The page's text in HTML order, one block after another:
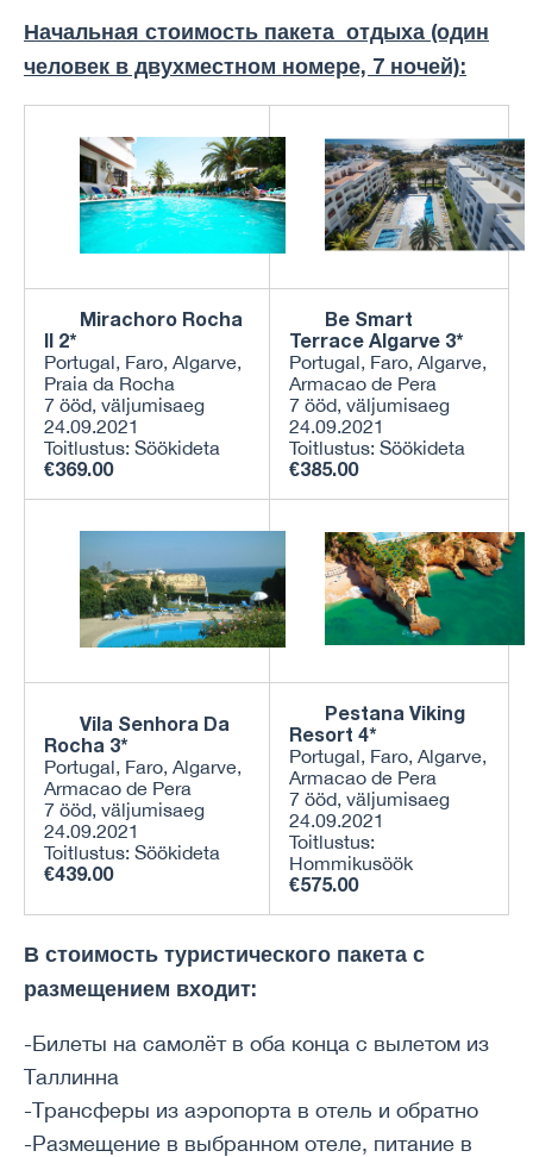
Начальная стоимость пакета отдыха (один
человек в двухместном номере, 7 ночей):
Mirachoro Rocha
II 2*
Portugal, Faro, Algarve,
Praia da Rocha
7 ööd, väljumisaeg
24.09.2021
Toitlustus: Söökideta
€369.00
Be Smart
Terrace Algarve 3*
Portugal, Faro, Algarve,
Armacao de Pera
7 ööd, väljumisaeg
24.09.2021
Toitlustus: Söökideta
€385.00
Vila Senhora Da
Rocha 3*
Portugal, Faro, Algarve,
Armacao de Pera
7 ööd, väljumisaeg
24.09.2021
Toitlustus: Söökideta
€439.00
Pestana Viking
Resort 4*
Portugal, Faro, Algarve,
Armacao de Pera
7 ööd, väljumisaeg
24.09.2021
Toitlustus:
Hommikusöök
€575.00
В стоимость туристического пакета с
размещением входит:
-Билеты на самолёт в оба конца с вылетом из
Таллинна
-Трансферы из аэропорта в отель и обратно
-Размещение в выбранном отеле, питание в